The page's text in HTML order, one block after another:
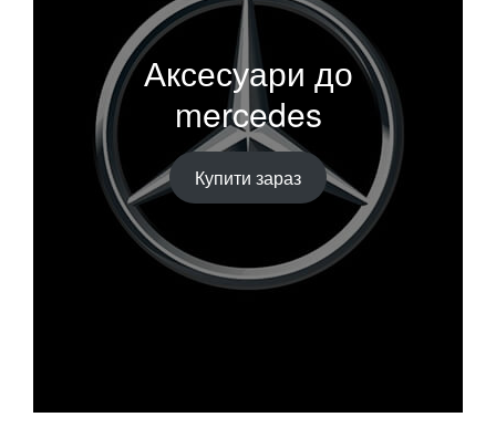
Аксесуари до
mercedes
Купити зараз